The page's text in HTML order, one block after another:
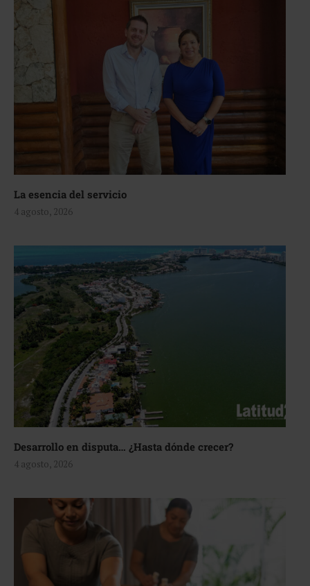
La esencia del servicio
4 agosto, 2026
Desarrollo en disputa… ¿Hasta dónde crecer?
4 agosto, 2026